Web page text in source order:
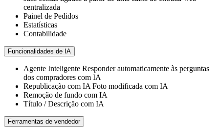
centralizada
Painel de Pedidos
Estatísticas
Contabilidade
Funcionalidades de IA
Agente Inteligente Responder automaticamente às perguntas
dos compradores com IA
Republicação com IA Foto modificada com IA
Remoção de fundo com IA
Título / Descrição com IA
Ferramentas de vendedor